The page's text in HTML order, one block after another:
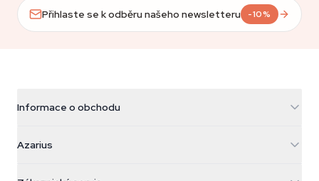
Přihlaste se k odběru našeho newsletteru -10%
Informace o obchodu
Galvaniweg 11
Azarius